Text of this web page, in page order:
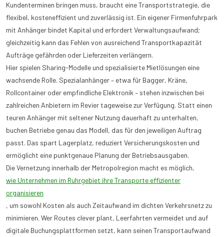
Kundenterminen bringen muss, braucht eine Transportstrategie, die
flexibel, kosteneffizient und zuverlässig ist. Ein eigener Firmenfuhrpark
mit Anhänger bindet Kapital und erfordert Verwaltungsaufwand;
gleichzeitig kann das Fehlen von ausreichend Transportkapazität
Aufträge gefährden oder Lieferzeiten verlängern.
Hier spielen Sharing-Modelle und spezialisierte Mietlösungen eine
wachsende Rolle. Spezialanhänger – etwa für Bagger, Kräne,
Rollcontainer oder empfindliche Elektronik – stehen inzwischen bei
zahlreichen Anbietern im Revier tageweise zur Verfügung. Statt einen
teuren Anhänger mit seltener Nutzung dauerhaft zu unterhalten,
buchen Betriebe genau das Modell, das für den jeweiligen Auftrag
passt. Das spart Lagerplatz, reduziert Versicherungskosten und
ermöglicht eine punktgenaue Planung der Betriebsausgaben.
Die Vernetzung innerhalb der Metropolregion macht es möglich,
wie Unternehmen im Ruhrgebiet ihre Transporte effizienter
organisieren
, um sowohl Kosten als auch Zeitaufwand im dichten Verkehrsnetz zu
minimieren. Wer Routes clever plant, Leerfahrten vermeidet und auf
digitale Buchungsplattformen setzt, kann seinen Transportaufwand